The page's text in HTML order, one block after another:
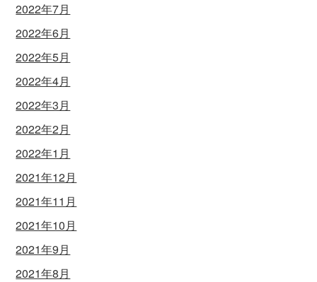
2022年7月
2022年6月
2022年5月
2022年4月
2022年3月
2022年2月
2022年1月
2021年12月
2021年11月
2021年10月
2021年9月
2021年8月